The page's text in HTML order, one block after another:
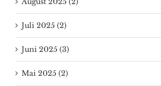
Juli 2025 (2)
Juni 2025 (3)
Mai 2025 (2)